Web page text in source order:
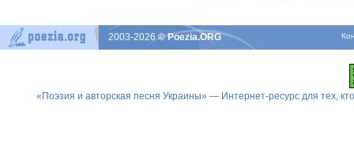
2003-2026© Poezia.ORG
«Поэзия и авторская песня Украины» — Интернет-ресурс для тех,